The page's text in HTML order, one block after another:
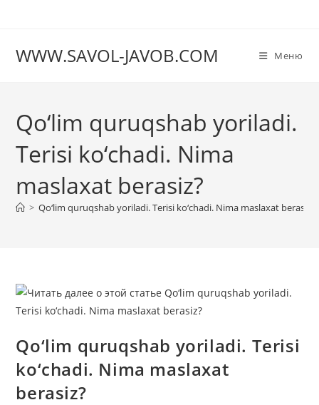
WWW.SAVOL-JAVOB.COM Меню
Qo‘lim quruqshab yoriladi.
Terisi ko‘chadi. Nima
maslaxat berasiz?
> Qo‘lim quruqshab yoriladi. Terisi ko‘chadi. Nima maslaxat berasiz?
Qo‘lim quruqshab yoriladi. Terisi
ko‘chadi. Nima maslaxat
berasiz?